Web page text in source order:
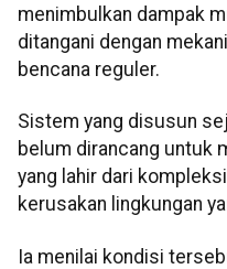
menimbulkan dampak
ditangani dengan
bencana reguler.
Sistem yang disusun
belum dirancang untuk
yang lahir dari
kerusakan lingkungan
Ia menilai kondisi